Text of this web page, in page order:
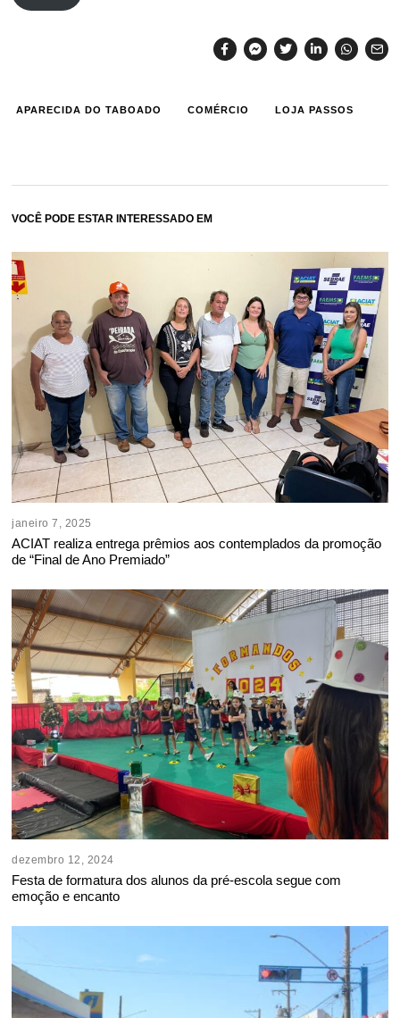
APARECIDA DO TABOADO COMÉRCIO LOJA PASSOS
VOCÊ PODE ESTAR INTERESSADO EM
janeiro 7, 2025
ACIAT realiza entrega prêmios aos contemplados da promoção
de “Final de Ano Premiado”
dezembro 12, 2024
Festa de formatura dos alunos da pré-escola segue com
emoção e encanto